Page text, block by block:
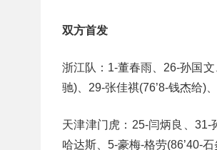
双方首发
浙江队：1-董春雨、26-孙国
驰)、29-张佳祺(76’8-钱杰给)
天津津门虎：25-闫炳良、31-
哈达斯、5-豪梅-格劳(86’40-